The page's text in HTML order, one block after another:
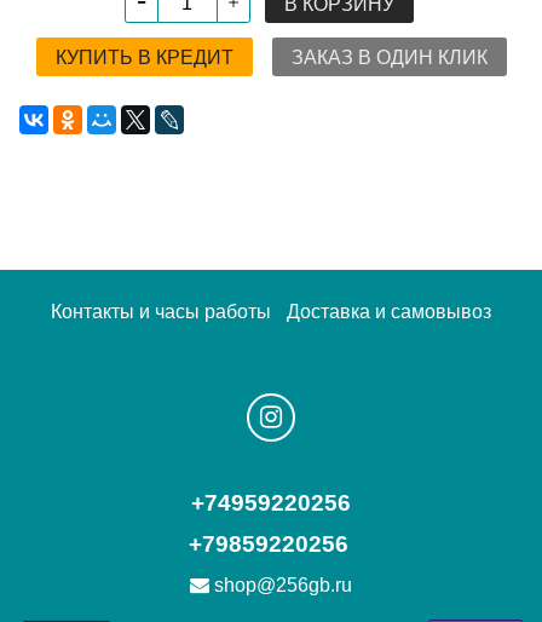
КУПИТЬ В КРЕДИТ ЗАКАЗ В ОДИН КЛИК
Контакты и часы работы Доставка и самовывоз
+74959220256
+79859220256
shop@256gb.ru